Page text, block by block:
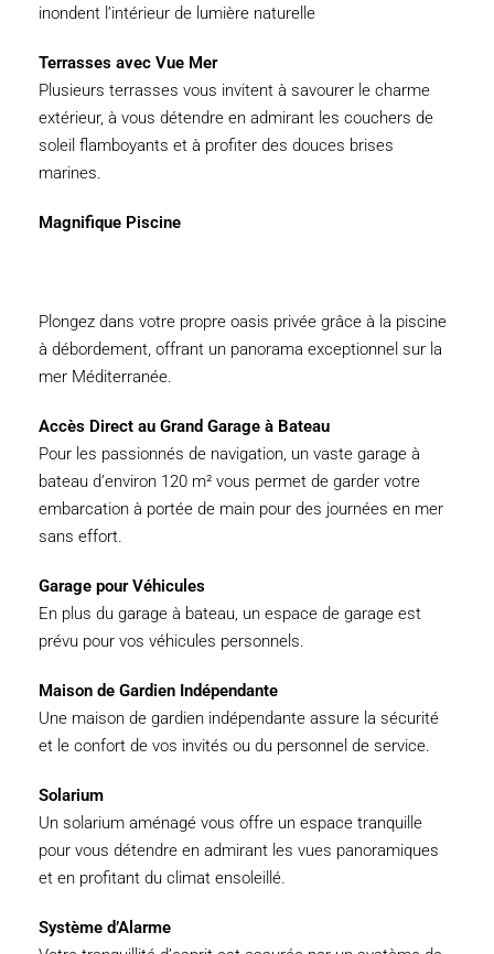
inondent l’intérieur de lumière naturelle
Terrasses avec Vue Mer
Plusieurs terrasses vous invitent à savourer le charme
extérieur, à vous détendre en admirant les couchers de
soleil flamboyants et à profiter des douces brises
marines.
Magnifique Piscine
Plongez dans votre propre oasis privée grâce à la piscine
à débordement, offrant un panorama exceptionnel sur la
mer Méditerranée.
Accès Direct au Grand Garage à Bateau
Pour les passionnés de navigation, un vaste garage à
bateau d’environ 120 m² vous permet de garder votre
embarcation à portée de main pour des journées en mer
sans effort.
Garage pour Véhicules
En plus du garage à bateau, un espace de garage est
prévu pour vos véhicules personnels.
Maison de Gardien Indépendante
Une maison de gardien indépendante assure la sécurité
et le confort de vos invités ou du personnel de service.
Solarium
Un solarium aménagé vous offre un espace tranquille
pour vous détendre en admirant les vues panoramiques
et en profitant du climat ensoleillé.
Système d’Alarme